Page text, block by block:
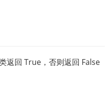
返回 True，否则返回 False